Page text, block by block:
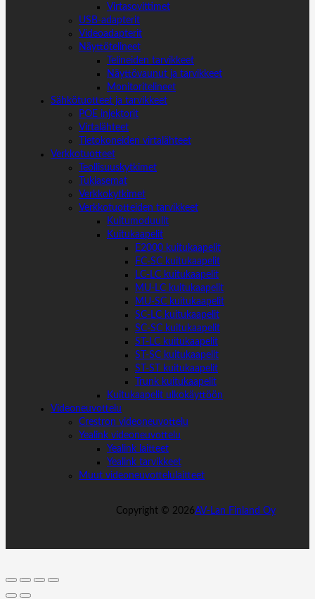
Virtasovittimet
USB-adapterit
Videoadapterit
Näyttötelineet
Telineiden tarvikkeet
Näyttövaunut ja tarvikkeet
Monitoritelineet
Sähkötuotteet ja tarvikkeet
POE injektorit
Virtalähteet
Tietokoneiden virtalähteet
Verkkotuotteet
Teollisuuskytkimet
Tukiasemat
Verkkokytkimet
Verkkotuotteiden tarvikkeet
Kuitumoduulit
Kuitukaapelit
E2000 kuitukaapelit
FC-SC kuitukaapelit
LC-LC kuitukaapelit
MU-LC kuitukaapelit
MU-SC kuitukaapelit
SC-LC kuitukaapelit
SC-SC kuitukaapelit
ST-LC kuitukaapelit
ST-SC kuitukaapelit
ST-ST kuitukaapelit
Trunk kuitukaapelit
Kuitukaapelit ulkokäyttöön
Videoneuvottelu
Crestron videoneuvottelu
Yealink videoneuvottelu
Yealink laitteet
Yealink tarvikkeet
Muut videoneuvottelulaitteet
Copyright © 2026AV-Lan Finland Oy